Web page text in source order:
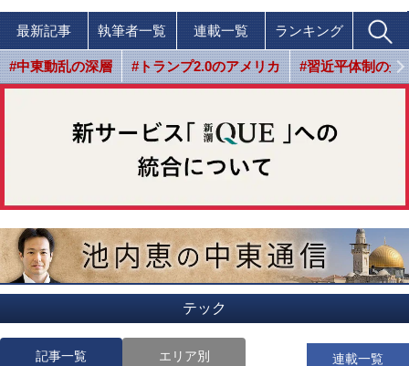
最新記事 執筆者一覧 連載一覧 ランキング
#中東動乱の深層 #トランプ2.0のアメリカ #習近平体制の光
テック
記事一覧 エリア別 連載一覧